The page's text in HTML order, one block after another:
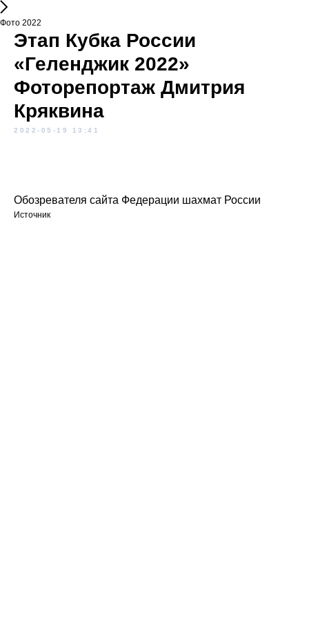
Фото 2022
Этап Кубка России
«Геленджик 2022»
Фоторепортаж Дмитрия
Кряквина
2022-05-19 13:41
Обозревателя сайта Федерации шахмат России
Источник